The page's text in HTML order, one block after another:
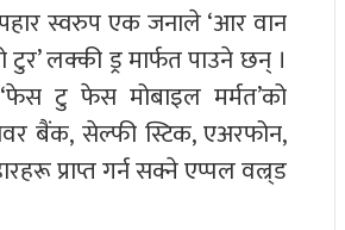
स्वरुप एक जनाले ‘आर वान
लक्की ड्र मार्फत पाउने छन् ।
टु फेस मोबाइल मर्मत’को
बैंक, सेल्फी स्टिक, एअरफोन,
प्राप्त गर्न सक्ने एप्पल वल्र्ड